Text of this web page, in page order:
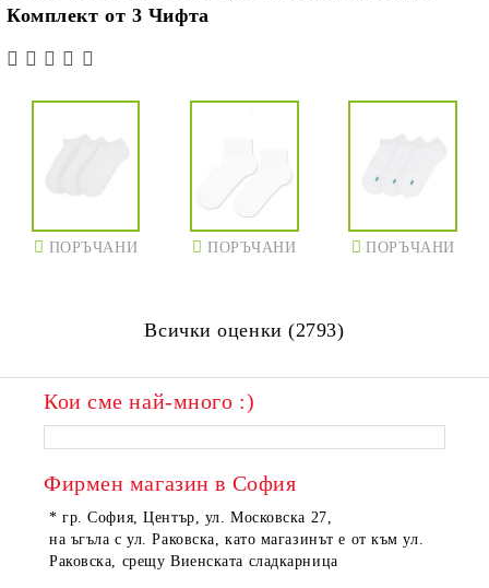
Комплект от 3 Чифта
ПОРЪЧАНИ ПОРЪЧАНИ ПОРЪЧАНИ
Всички оценки (2793)
Кои сме най-много :)
Фирмен магазин в София
* гр. София, Център, ул. Московска 27,
на ъгъла с ул. Раковска, като магазинът е от към ул.
Раковска, срещу Виенската сладкарница